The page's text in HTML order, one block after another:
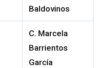
Baldovinos
C. Marcela
Barrientos
García